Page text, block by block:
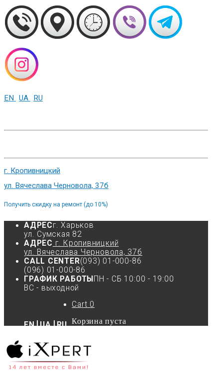
EN UA RU
г. Кропивницкий
ул. Вячеслава Черновола, 37б
Получить скидку на ремонт (до 10%)
АДРЕСг. Харьков
ул. Сумская 82
АДРЕС г. Кропивницкий
ул. Вячеслава Черновола, 37б
CALL CENTER(093) 01-000-86
(096) 01-000-86
ГРАФИК РАБОТЫ ПН - СБ 10:00 - 19:00
ВС - выходной
EN UA RU
Cart 0
Корзина пуста